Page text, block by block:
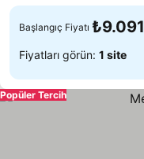
Başlangıç Fiyatı ₺9.091
Fiyatları görün: 1 site
Popüler Tercih